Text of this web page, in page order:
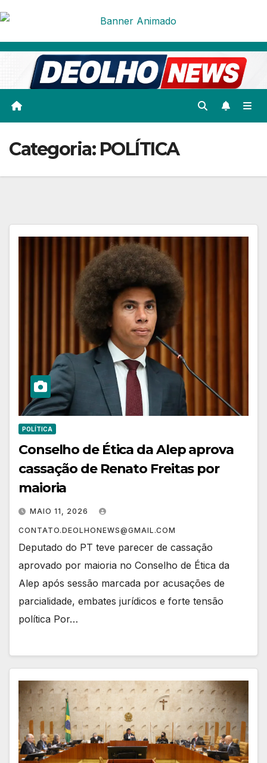
Skip
content
Categoria: POLÍTICA
POLÍTICA
Conselho de Ética da Alep aprova
cassação de Renato Freitas por
maioria
MAIO 11, 2026
CONTATO.DEOLHONEWS@GMAIL.COM
Deputado do PT teve parecer de cassação
aprovado por maioria no Conselho de Ética da
Alep após sessão marcada por acusações de
parcialidade, embates jurídicos e forte tensão
política Por…